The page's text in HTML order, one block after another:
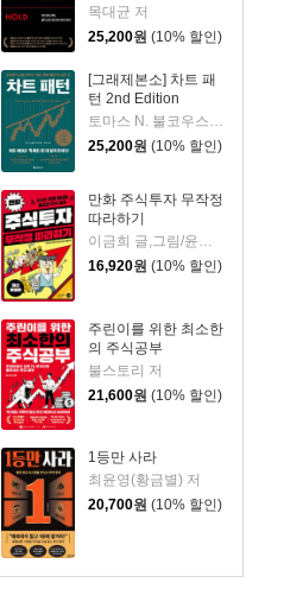
목대균 저
25,200원 (10% 할인)
[그래제본소] 차트 패
턴 2nd Edition
토마스 N. 불코우스키 저/송미리 역
25,200원 (10% 할인)
만화 주식투자 무작정
따라하기
이금희 글,그림/윤재수 원작
16,920원 (10% 할인)
주린이를 위한 최소한
의 주식공부
불스토리 저
21,600원 (10% 할인)
1등만 사라
최윤영(황금별) 저
20,700원 (10% 할인)